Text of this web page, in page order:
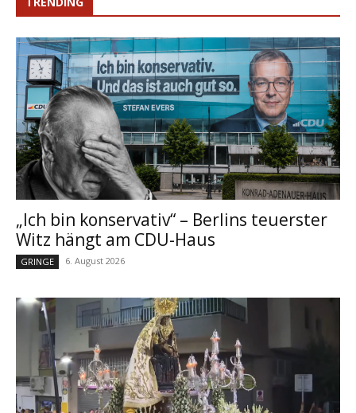
„Ich bin konservativ“ – Berlins teuerster
Witz hängt am CDU-Haus
GRINGE 6. August 2026